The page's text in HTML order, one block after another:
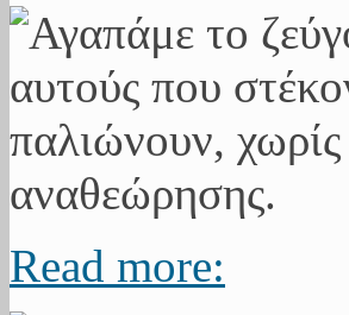
Read more: